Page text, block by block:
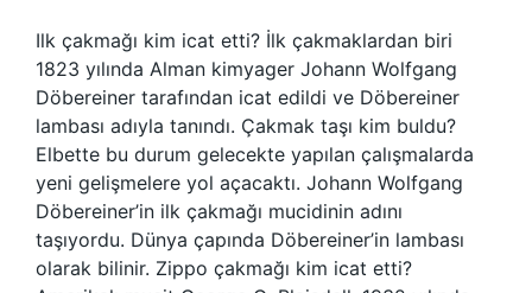
Ilk çakmağı kim icat etti? İlk çakmaklardan biri
1823 yılında Alman kimyager Johann Wolfgang
Döbereiner tarafından icat edildi ve Döbereiner
lambası adıyla tanındı. Çakmak taşı kim buldu?
Elbette bu durum gelecekte yapılan çalışmalarda
yeni gelişmelere yol açacaktı. Johann Wolfgang
Döbereiner’in ilk çakmağı mucidinin adını
taşıyordu. Dünya çapında Döbereiner’in lambası
olarak bilinir. Zippo çakmağı kim icat etti?